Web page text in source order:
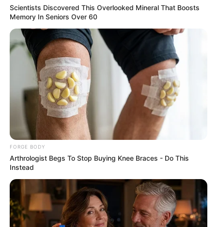
ดร.คฑา ชินบัญชร อาสากาชาดเฉลิมพระเกียรติ 48พรรษาฯ ตัวแทน
ร้านพยากรณ์สิริวัฒนาเชสเชียร์ ในงานกาชาด 2562
6 พ.ย. 2019
Scientists Discovered This Overlooked Mineral That Boosts
Memory In Seniors Over 60
FORGE BODY
Arthrologist Begs To Stop Buying Knee Braces - Do This
Instead